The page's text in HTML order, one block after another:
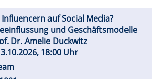
auf Social Media?
und Geschäftsmodelle
Dr. Amelie Duckwitz
18:00 Uhr